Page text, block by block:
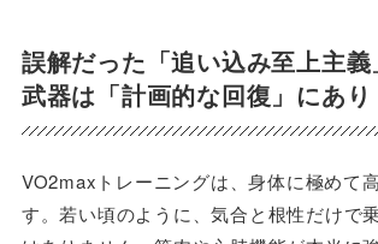
誤解だった「追い込み至上主
武器は「計画的な回復」にあり
VO2maxトレーニングは、身体に極めて
す。若い頃のように、気合と根性だけで